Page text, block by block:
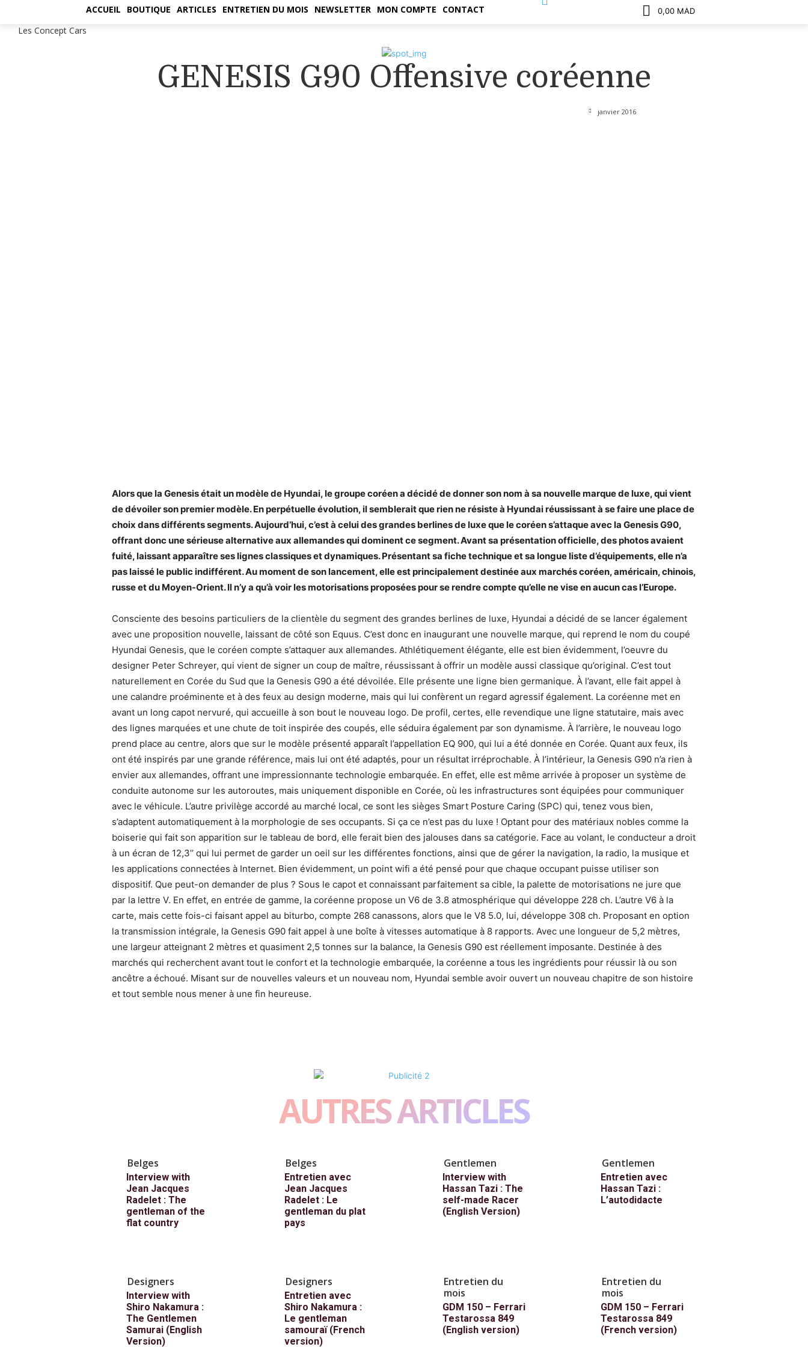
ACCUEIL BOUTIQUE ARTICLES ENTRETIEN DU MOIS NEWSLETTER MON COMPTE CONTACT 0,00 MAD
Les Concept Cars
GENESIS G90 Offensive coréenne
janvier 2016
Alors que la Genesis était un modèle de Hyundai, le groupe coréen a décidé de donner son nom à sa nouvelle marque de luxe, qui vient
de dévoiler son premier modèle. En perpétuelle évolution, il semblerait que rien ne résiste à Hyundai réussissant à se faire une place de
choix dans différents segments. Aujourd’hui, c’est à celui des grandes berlines de luxe que le coréen s’attaque avec la Genesis G90,
offrant donc une sérieuse alternative aux allemandes qui dominent ce segment. Avant sa présentation officielle, des photos avaient
fuité, laissant apparaître ses lignes classiques et dynamiques. Présentant sa fiche technique et sa longue liste d’équipements, elle n’a
pas laissé le public indifférent. Au moment de son lancement, elle est principalement destinée aux marchés coréen, américain, chinois,
russe et du Moyen-Orient. Il n’y a qu’à voir les motorisations proposées pour se rendre compte qu’elle ne vise en aucun cas l’Europe.
Consciente des besoins particuliers de la clientèle du segment des grandes berlines de luxe, Hyundai a décidé de se lancer également
avec une proposition nouvelle, laissant de côté son Equus. C’est donc en inaugurant une nouvelle marque, qui reprend le nom du coupé
Hyundai Genesis, que le coréen compte s’attaquer aux allemandes. Athlétiquement élégante, elle est bien évidemment, l’oeuvre du
designer Peter Schreyer, qui vient de signer un coup de maître, réussissant à offrir un modèle aussi classique qu’original. C’est tout
naturellement en Corée du Sud que la Genesis G90 a été dévoilée. Elle présente une ligne bien germanique. À l’avant, elle fait appel à
une calandre proéminente et à des feux au design moderne, mais qui lui confèrent un regard agressif également. La coréenne met en
avant un long capot nervuré, qui accueille à son bout le nouveau logo. De profil, certes, elle revendique une ligne statutaire, mais avec
des lignes marquées et une chute de toit inspirée des coupés, elle séduira également par son dynamisme. À l’arrière, le nouveau logo
prend place au centre, alors que sur le modèle présenté apparaît l’appellation EQ 900, qui lui a été donnée en Corée. Quant aux feux, ils
ont été inspirés par une grande référence, mais lui ont été adaptés, pour un résultat irréprochable. À l’intérieur, la Genesis G90 n’a rien à
envier aux allemandes, offrant une impressionnante technologie embarquée. En effet, elle est même arrivée à proposer un système de
conduite autonome sur les autoroutes, mais uniquement disponible en Corée, où les infrastructures sont équipées pour communiquer
avec le véhicule. L’autre privilège accordé au marché local, ce sont les sièges Smart Posture Caring (SPC) qui, tenez vous bien,
s’adaptent automatiquement à la morphologie de ses occupants. Si ça ce n’est pas du luxe ! Optant pour des matériaux nobles comme la
boiserie qui fait son apparition sur le tableau de bord, elle ferait bien des jalouses dans sa catégorie. Face au volant, le conducteur a droit
à un écran de 12,3’’ qui lui permet de garder un oeil sur les différentes fonctions, ainsi que de gérer la navigation, la radio, la musique et
les applications connectées à Internet. Bien évidemment, un point wifi a été pensé pour que chaque occupant puisse utiliser son
dispositif. Que peut-on demander de plus ? Sous le capot et connaissant parfaitement sa cible, la palette de motorisations ne jure que
par la lettre V. En effet, en entrée de gamme, la coréenne propose un V6 de 3.8 atmosphérique qui développe 228 ch. L’autre V6 à la
carte, mais cette fois-ci faisant appel au biturbo, compte 268 canassons, alors que le V8 5.0, lui, développe 308 ch. Proposant en option
la transmission intégrale, la Genesis G90 fait appel à une boîte à vitesses automatique à 8 rapports. Avec une longueur de 5,2 mètres,
une largeur atteignant 2 mètres et quasiment 2,5 tonnes sur la balance, la Genesis G90 est réellement imposante. Destinée à des
marchés qui recherchent avant tout le confort et la technologie embarquée, la coréenne a tous les ingrédients pour réussir là ou son
ancêtre a échoué. Misant sur de nouvelles valeurs et un nouveau nom, Hyundai semble avoir ouvert un nouveau chapitre de son histoire
et tout semble nous mener à une fin heureuse.
AUTRES ARTICLES
Belges
Interview with
Jean Jacques
Radelet : The
gentleman of the
flat country
Belges
Entretien avec
Jean Jacques
Radelet : Le
gentleman du plat
pays
Gentlemen
Interview with
Hassan Tazi : The
self-made Racer
(English Version)
Gentlemen
Entretien avec
Hassan Tazi :
L’autodidacte
Designers
Interview with
Shiro Nakamura :
The Gentlemen
Samurai (English
Version)
Designers
Entretien avec
Shiro Nakamura :
Le gentleman
samouraï (French
version)
Entretien du
mois
GDM 150 – Ferrari
Testarossa 849
(English version)
Entretien du
mois
GDM 150 – Ferrari
Testarossa 849
(French version)